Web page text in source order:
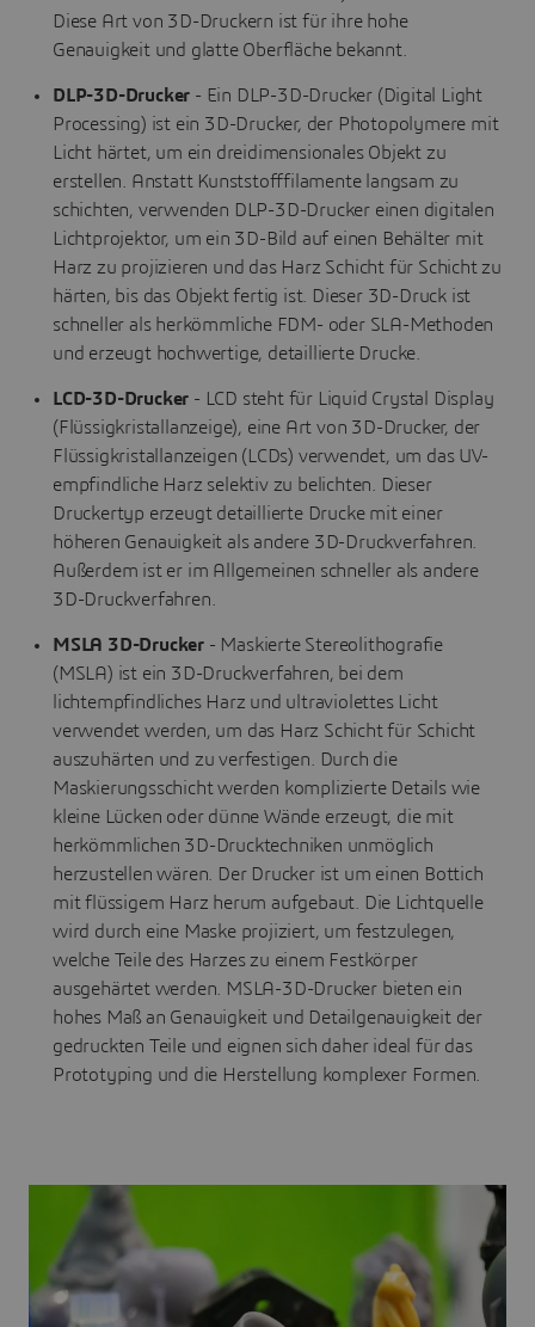
Diese Art von 3D-Druckern ist für ihre hohe
Genauigkeit und glatte Oberfläche bekannt.
DLP-3D-Drucker - Ein DLP-3D-Drucker (Digital Light
Processing) ist ein 3D-Drucker, der Photopolymere mit
Licht härtet, um ein dreidimensionales Objekt zu
erstellen. Anstatt Kunststofffilamente langsam zu
schichten, verwenden DLP-3D-Drucker einen digitalen
Lichtprojektor, um ein 3D-Bild auf einen Behälter mit
Harz zu projizieren und das Harz Schicht für Schicht zu
härten, bis das Objekt fertig ist. Dieser 3D-Druck ist
schneller als herkömmliche FDM- oder SLA-Methoden
und erzeugt hochwertige, detaillierte Drucke.
LCD-3D-Drucker - LCD steht für Liquid Crystal Display
(Flüssigkristallanzeige), eine Art von 3D-Drucker, der
Flüssigkristallanzeigen (LCDs) verwendet, um das UV-
empfindliche Harz selektiv zu belichten. Dieser
Druckertyp erzeugt detaillierte Drucke mit einer
höheren Genauigkeit als andere 3D-Druckverfahren.
Außerdem ist er im Allgemeinen schneller als andere
3D-Druckverfahren.
MSLA 3D-Drucker - Maskierte Stereolithografie
(MSLA) ist ein 3D-Druckverfahren, bei dem
lichtempfindliches Harz und ultraviolettes Licht
verwendet werden, um das Harz Schicht für Schicht
auszuhärten und zu verfestigen. Durch die
Maskierungsschicht werden komplizierte Details wie
kleine Lücken oder dünne Wände erzeugt, die mit
herkömmlichen 3D-Drucktechniken unmöglich
herzustellen wären. Der Drucker ist um einen Bottich
mit flüssigem Harz herum aufgebaut. Die Lichtquelle
wird durch eine Maske projiziert, um festzulegen,
welche Teile des Harzes zu einem Festkörper
ausgehärtet werden. MSLA-3D-Drucker bieten ein
hohes Maß an Genauigkeit und Detailgenauigkeit der
gedruckten Teile und eignen sich daher ideal für das
Prototyping und die Herstellung komplexer Formen.